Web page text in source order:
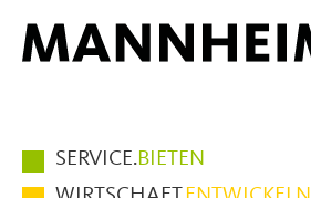
Hauptmenüpunkte
im
SERVICE.BIETEN